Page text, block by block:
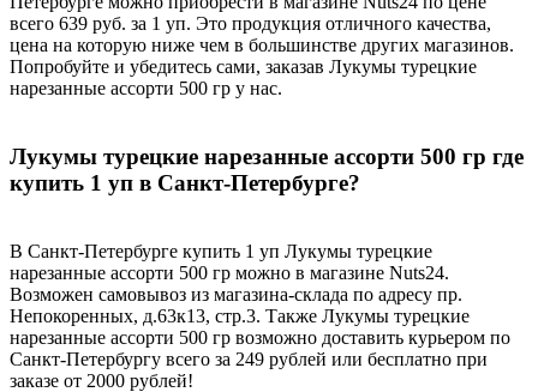
всего 639 руб. за 1 уп. Это продукция отличного качества,
цена на которую ниже чем в большинстве других магазинов.
Попробуйте и убедитесь сами, заказав Лукумы турецкие
нарезанные ассорти 500 гр у нас.
Лукумы турецкие нарезанные ассорти 500 гр где
купить 1 уп в Санкт-Петербурге?
В Санкт-Петербурге купить 1 уп Лукумы турецкие
нарезанные ассорти 500 гр можно в магазине Nuts24.
Возможен самовывоз из магазина-склада по адресу пр.
Непокоренных, д.63к13, стр.3. Также Лукумы турецкие
нарезанные ассорти 500 гр возможно доставить курьером по
Санкт-Петербургу всего за 249 рублей или бесплатно при
заказе от 2000 рублей!